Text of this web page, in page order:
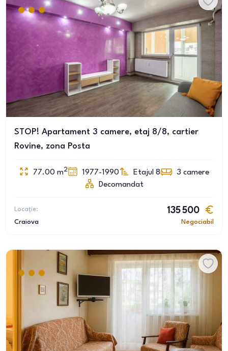
STOP! Apartament 3 camere, etaj 8/8, cartier
Rovine, zona Posta
77.00 m2 1977-1990 Etajul 8 3 camere
Decomandat
Locație:
Craiova
135 500
Negociabil